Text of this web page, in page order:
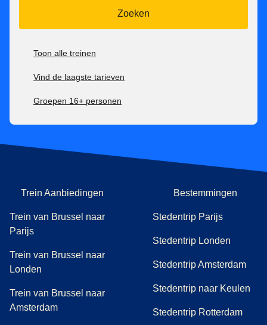
Zoeken
Toon alle treinen
Vind de laagste tarieven
Groepen 16+ personen
Trein Aanbiedingen
Trein van Brussel naar
Parijs
Trein van Brussel naar
Londen
Trein van Brussel naar
Amsterdam
Bestemmingen
Stedentrip Parijs
Stedentrip Londen
Stedentrip Amsterdam
Stedentrip naar Keulen
Stedentrip Rotterdam